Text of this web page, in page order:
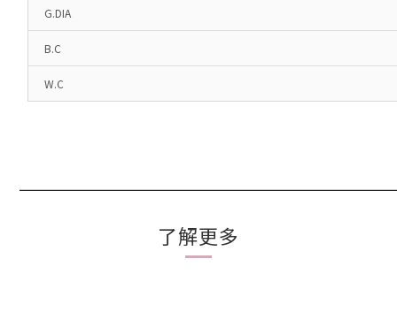
G.DIA
B.C
W.C
了解更多